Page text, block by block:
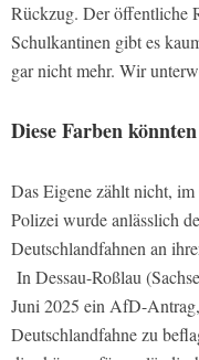
Rückzug. Der öffentliche
Schulkantinen gibt es
gar nicht mehr. Wir
Diese Farben
Das Eigene zählt nicht,
Polizei wurde anlässlich
Deutschlandfahnen an
In Dessau-Roßlau
Juni 2025 ein AfD-
Deutschlandfahne zu